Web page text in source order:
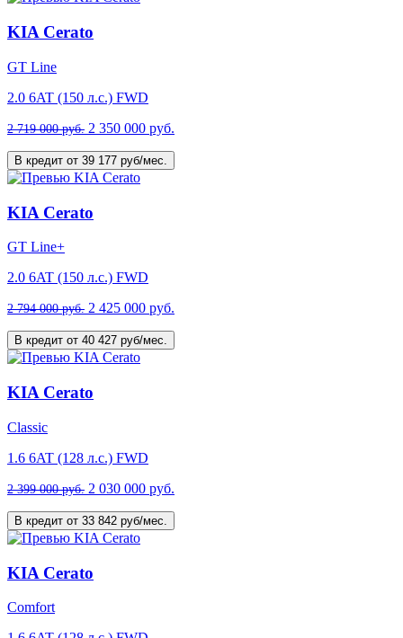
KIA Cerato
GT Line
2.0 6AT (150 л.с.) FWD
2 719 000 руб. 2 350 000 руб.
В кредит от 39 177 руб/мес.
KIA Cerato
GT Line+
2.0 6AT (150 л.с.) FWD
2 794 000 руб. 2 425 000 руб.
В кредит от 40 427 руб/мес.
KIA Cerato
Classic
1.6 6AT (128 л.с.) FWD
2 399 000 руб. 2 030 000 руб.
В кредит от 33 842 руб/мес.
KIA Cerato
Comfort